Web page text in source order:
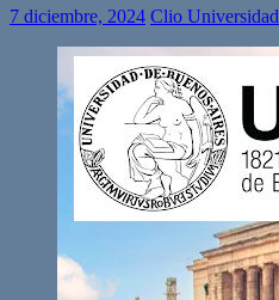
7 diciembre, 2024 Clio Universidad